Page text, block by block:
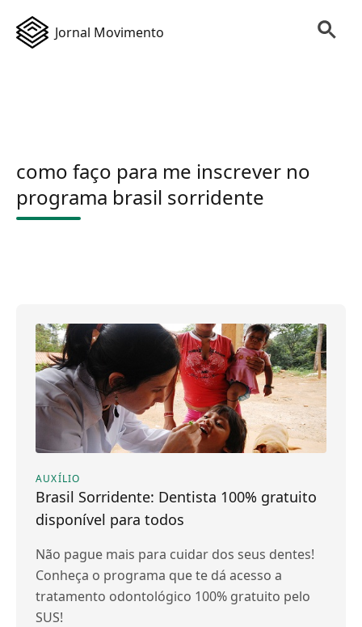
Jornal Movimento
como faço para me inscrever no
programa brasil sorridente
AUXÍLIO
Brasil Sorridente: Dentista 100% gratuito
disponível para todos
Não pague mais para cuidar dos seus dentes!
Conheça o programa que te dá acesso a
tratamento odontológico 100% gratuito pelo
SUS!